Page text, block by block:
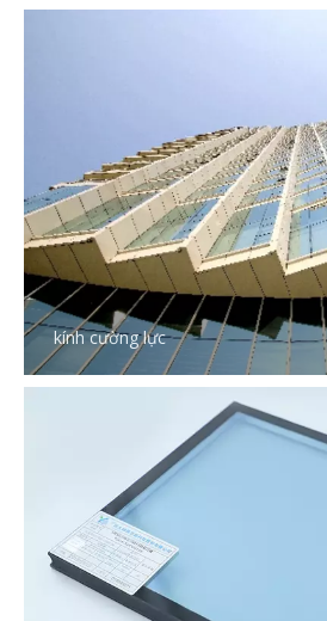
kính cường lực